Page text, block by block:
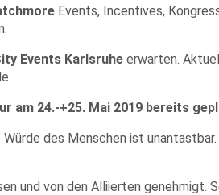
Events, Incentives,
Events Karlsruhe erwarten.
am 24.-+25. Mai 2019 bereits
des Menschen ist
und von den Alliierten